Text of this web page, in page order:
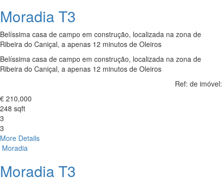
Moradia T3
Belíssima casa de campo em construção, localizada na zona de
Ribeira do Caniçal, a apenas 12 minutos de Oleiros
Belíssima casa de campo em construção, localizada na zona de
Ribeira do Caniçal, a apenas 12 minutos de Oleiros
Ref: de imóvel:
€ 210,000
248 sqft
3
3
More Details
Moradia
Moradia T3